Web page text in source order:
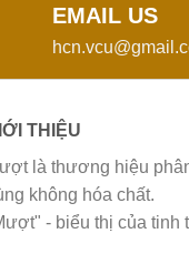
EMAIL US
THIỆU
là thương hiệu
không hóa chất.
- biểu thị của tinh